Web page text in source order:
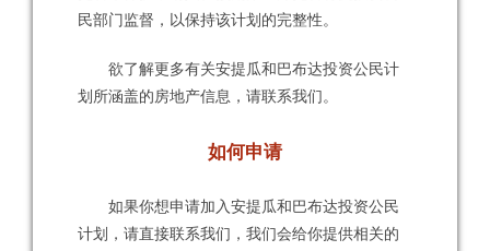
民部门监督，以保持该计划的完整性。
欲了解更多有关安提瓜和巴布达投资公民计
划所涵盖的房地产信息，请联系我们。
如何申请
​ 如果你想申请加入安提瓜和巴布达投资公民
计划，请直接联系我们，我们会给你提供相关的